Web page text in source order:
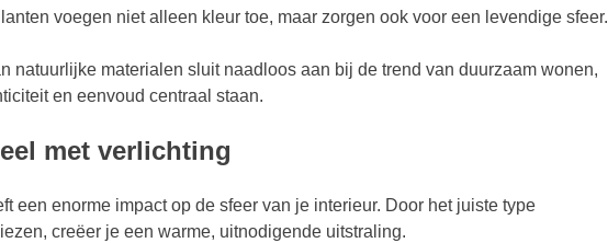
voegen niet alleen kleur toe, maar zorgen ook voor een levendige sfeer.
natuurlijke materialen sluit naadloos aan bij de trend van duurzaam wonen,
en eenvoud centraal staan.
met verlichting
een enorme impact op de sfeer van je interieur. Door het juiste type
creëer je een warme, uitnodigende uitstraling.